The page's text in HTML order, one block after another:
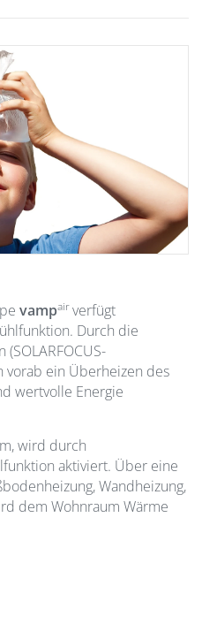
vampairverfügt
Durch die
vorab ein Überheizen des
wertvolle Energie
wird durch
aktiviert. Über eine
Wandheizung,
dem Wohnraum Wärme